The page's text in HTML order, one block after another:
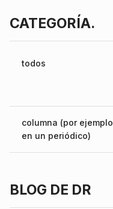
CATEGORÍA.
todos
columna (por ejemplo,
en un periódico)
BLOG DE DR